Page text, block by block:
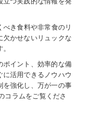
き食料や非常食のリ
欠かせないリュックな
ポイント、効率的な備
活用できるノウハウ
を強化し、万が一の事
コラムをご覧くださ